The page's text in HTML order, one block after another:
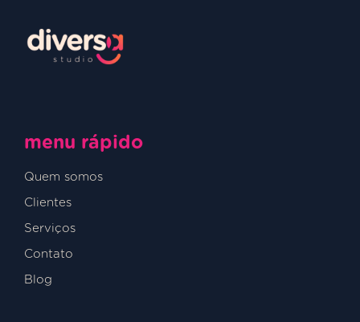
menu rápido
Quem somos
Clientes
Serviços
Contato
Blog